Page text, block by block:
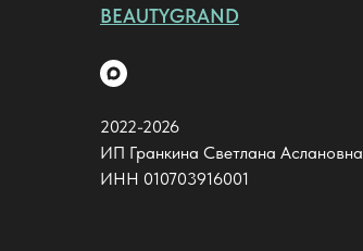
BEAUTYGRAND
2022-2026
ИП Гранкина Светлана Аслановна
ИНН 010703916001